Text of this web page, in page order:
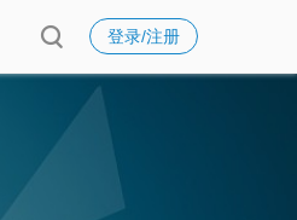
登录/注册